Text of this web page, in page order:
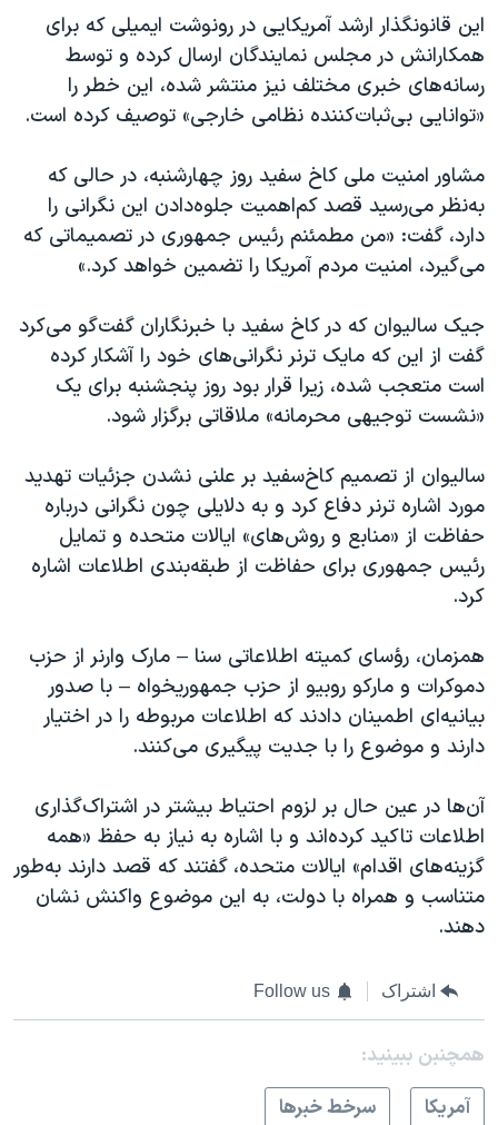
همایش محافظه‌کاران آمریکا «سی‌پک»
صفحه‌های ویژه
سفر پرزیدنت ترامپ به چین
این قانونگذار ارشد آمریکایی در رونوشت ایمیلی که برای
همکارانش در مجلس نمایندگان ارسال کرده و توسط
رسانه‌های خبری مختلف نیز منتشر شده، این خطر را
«توانایی بی‌ثبات‌کننده نظامی خارجی» توصیف کرده است.
مشاور امنیت‌ ملی کاخ سفید روز چهارشنبه، در حالی که
به‌نظر می‌رسید قصد کم‌اهمیت جلوه‌دادن این نگرانی را
دارد، گفت: «من مطمئنم رئیس جمهوری در تصمیماتی که
می‌گیرد، امنیت مردم آمریکا را تضمین خواهد کرد.»
جیک سالیوان که در کاخ سفید با خبرنگاران گفت‌گو می‌کرد
گفت از این‌ که مایک ترنر نگرانی‌های خود را آشکار کرده
است متعجب شده، زیرا قرار بود روز پنجشنبه برای یک
«نشست توجیهی محرمانه» ملاقاتی برگزار شود.
سالیوان از تصمیم کاخ‌سفید بر علنی نشدن جزئیات تهدید
مورد اشاره ترنر دفاع کرد و به دلایلی چون نگرانی درباره
حفاظت از «منابع و روش‌های» ایالات متحده و تمایل
رئیس جمهوری برای حفاظت از طبقه‌بندی اطلاعات اشاره
کرد.
همزمان، رؤسای کمیته اطلاعاتی سنا – مارک وارنر از حزب
دموکرات و مارکو روبیو از حزب جمهوریخواه – با صدور
بیانیه‌ای اطمینان دادند که اطلاعات مربوطه را در اختیار
دارند و موضوع را با جدیت پیگیری می‌کنند.
آن‌ها در عین حال بر لزوم احتیاط بیشتر در اشتراک‌گذاری
اطلاعات تاکید کرده‌اند و با اشاره به نیاز به حفظ «همه
گزینه‌های اقدام» ایالات متحده، گفتند که قصد دارند به‌طور
متناسب و همراه با دولت، به این موضوع واکنش نشان
دهند.
اشتراک Follow us
همچنبن ببینید:
آمريکا
سرخط خبرها